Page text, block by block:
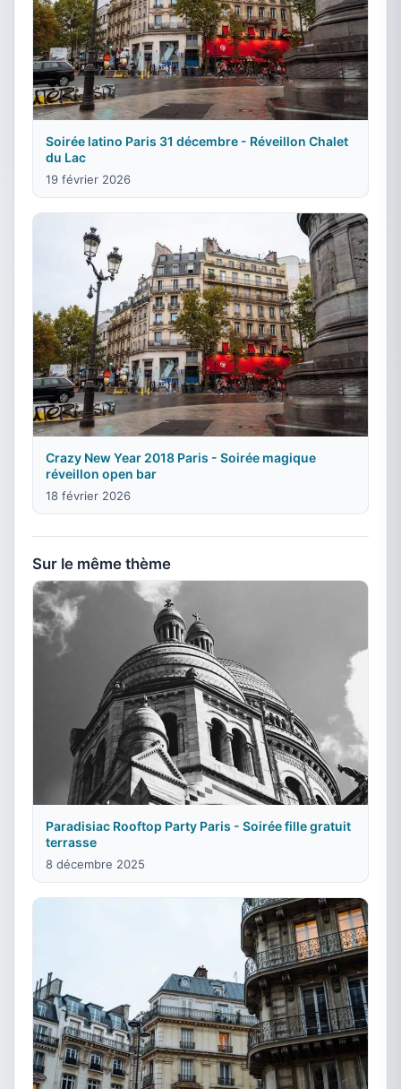
Soirée latino Paris 31 décembre - Réveillon Chalet
du Lac
19 février 2026
Crazy New Year 2018 Paris - Soirée magique
réveillon open bar
18 février 2026
Sur le même thème
Paradisiac Rooftop Party Paris - Soirée fille gratuit
terrasse
8 décembre 2025